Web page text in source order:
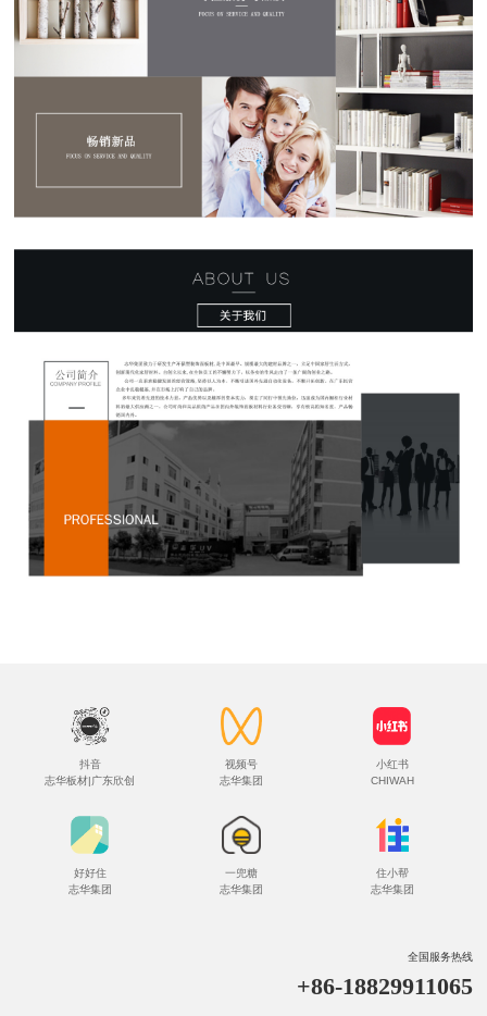
抖音
志华板材|广东欣创
视频号
志华集团
小红书
CHIWAH
好好住
志华集团
一兜糖
志华集团
住小帮
志华集团
全国服务热线
+86-18829911065